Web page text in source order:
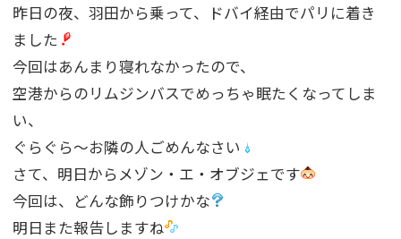
昨日の夜、羽田から乗って、ドバイ経由でパリに着き
ました
今回はあんまり寝れなかったので、
空港からのリムジンバスでめっちゃ眠たくなってしま
い、
ぐらぐら〜お隣の人ごめんなさい
さて、明日からメゾン・エ・オブジェです
今回は、どんな飾りつけかな
明日また報告しますね